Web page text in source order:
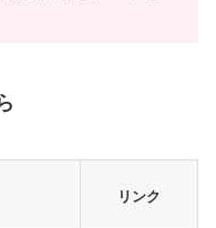
リンク